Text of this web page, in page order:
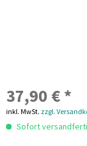
37,90 € *
inkl. MwSt. zzgl.
Sofort